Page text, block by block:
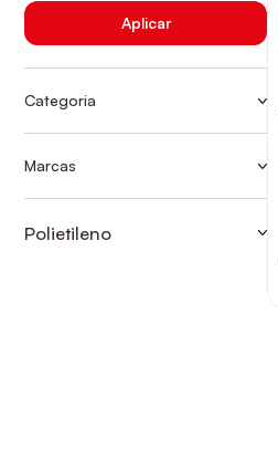
Aplicar
Categoria
Marcas
Polietileno